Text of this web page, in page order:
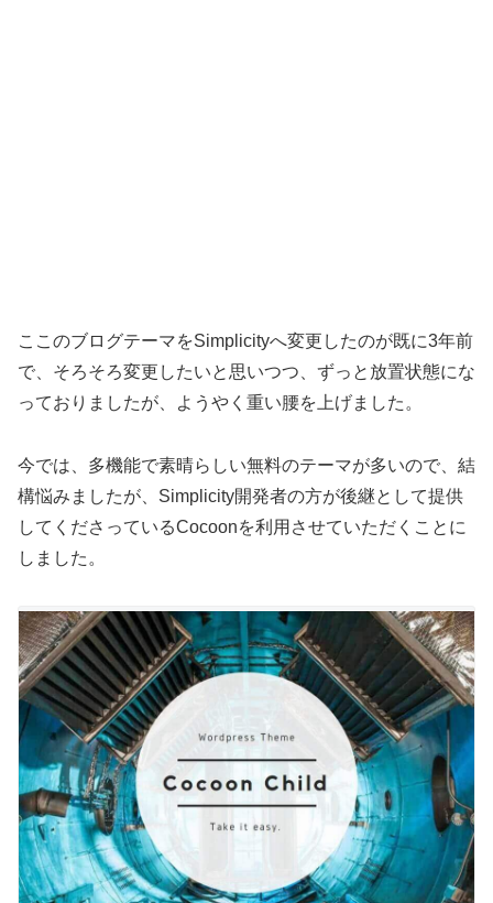
ここのブログテーマをSimplicityへ変更したのが既に3年前
で、そろそろ変更したいと思いつつ、ずっと放置状態にな
っておりましたが、ようやく重い腰を上げました。
今では、多機能で素晴らしい無料のテーマが多いので、結
構悩みましたが、Simplicity開発者の方が後継として提供
してくださっているCocoonを利用させていただくことに
しました。